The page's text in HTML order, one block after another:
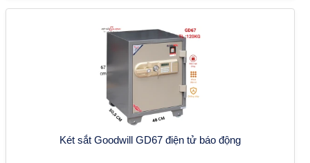
Két sắt Goodwill GD67 điện tử báo động